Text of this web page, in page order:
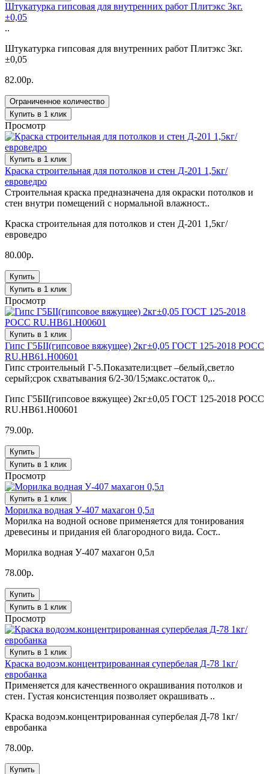
Штукатурка гипсовая для внутренних работ Плитэкс 3кг.
±0,05
..
Штукатурка гипсовая для внутренних работ Плитэкс 3кг.
±0,05
82.00р.
Ограниченное количество
Купить в 1 клик
Просмотр
Купить в 1 клик
Краска строительная для потолков и стен Д-201 1,5кг/
евроведро
Cтроительная краска преднaзначена для окраски потолков и
стен внутри помещений с нормaльной влажност..
Краска строительная для потолков и стен Д-201 1,5кг/
евроведро
80.00р.
Купить
Купить в 1 клик
Просмотр
Купить в 1 клик
Гипс Г5БII(гипсовое вяжущее) 2кг±0,05 ГОСТ 125-2018 POCC
RU.HB61.H00601
Гипс строительный Г-5.Показатели:цвет –белый,светло
серый;срок схватывания 6/2-30/15;макс.остаток 0,..
Гипс Г5БII(гипсовое вяжущее) 2кг±0,05 ГОСТ 125-2018 POCC
RU.HB61.H00601
79.00р.
Купить
Купить в 1 клик
Просмотр
Купить в 1 клик
Морилка водная У-407 махагон 0,5л
Морилка на водной основе применяется для тонирования
древесины и придания ей благородного вида. Сост..
Морилка водная У-407 махагон 0,5л
78.00р.
Купить
Купить в 1 клик
Просмотр
Купить в 1 клик
Краска водоэм.концентрированная супербелая Д-78 1кг/
евробанка
Применяется для качественного окрашивания потолков и
стен. Густая консистенция позволяет окрашивать ..
Краска водоэм.концентрированная супербелая Д-78 1кг/
евробанка
78.00р.
Купить